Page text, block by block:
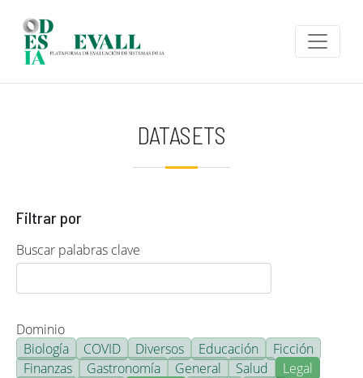
DATASETS
Filtrar por
Buscar palabras clave
Dominio
Biología
COVID Diversos Educación
Ficción
Finanzas
Gastronomía General Salud
Legal